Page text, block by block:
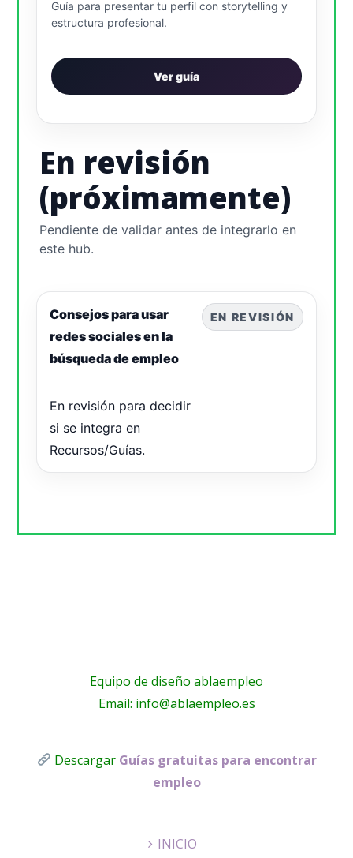
Guía para presentar tu perfil con storytelling y
estructura profesional.
Ver guía
En revisión
(próximamente)
Pendiente de validar antes de integrarlo en
este hub.
Consejos para usar
redes sociales en la
búsqueda de empleo
En revisión para decidir
si se integra en
Recursos/Guías.
EN REVISIÓN
Equipo de diseño ablaempleo
Email: info@ablaempleo.es
Descargar Guías gratuitas para encontrar
empleo
INICIO